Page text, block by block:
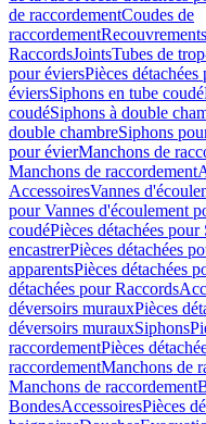
de raccordementCoudes de
raccordementRecouvrements
RaccordsJointsTubes de
pour éviersPièces
éviersSiphons en tube coudé
coudéSiphons à double
double chambreSiphons
pour évierManchons de
Manchons de raccordement
AccessoiresVannes
pour Vannes d'écoulement
coudéPièces détachées
encastrerPièces détachées
apparentsPièces détachées
détachées pour Raccords
déversoirs murauxPièces
déversoirs murauxSiphons
raccordementPièces
raccordementManchons de
Manchons de raccordement
BondesAccessoiresPièces